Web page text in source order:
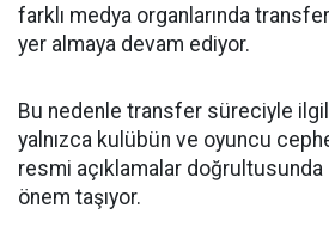
farklı medya organlarında
yer almaya devam ediyor.
Bu nedenle transfer süreciyle
yalnızca kulübün ve oyuncu
resmi açıklamalar
önem taşıyor.